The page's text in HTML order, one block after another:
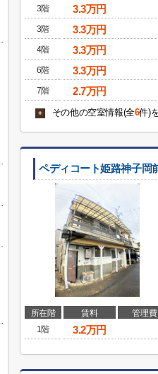
3階
3.3万円
3階
3.3万円
4階
3.3万円
6階
3.3万円
7階
2.7万円
+ その他の空室情報(全6件)
ペディコート姫路神子岡
所在階 賃料 管理
1階
3.2万円